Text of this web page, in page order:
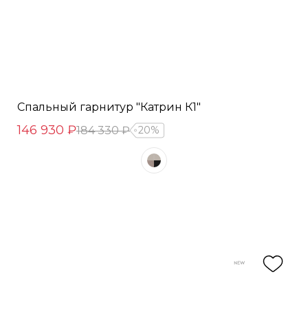
Спальный гарнитур "Катрин К1"
146 930 ₽184 330 ₽ 20%